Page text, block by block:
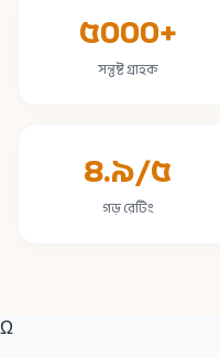
৫০০০+
সন্তুষ্ট গ্রাহক
৪.৯/৫
গড় রেটিং
Ω